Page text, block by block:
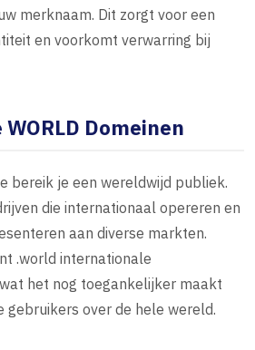
merknaam. Dit zorgt voor een
en voorkomt verwarring bij
Domeinen
bereik je een wereldwijd publiek.
die internationaal opereren en
aan diverse markten.
.world internationale
het nog toegankelijker maakt
gebruikers over de hele wereld.